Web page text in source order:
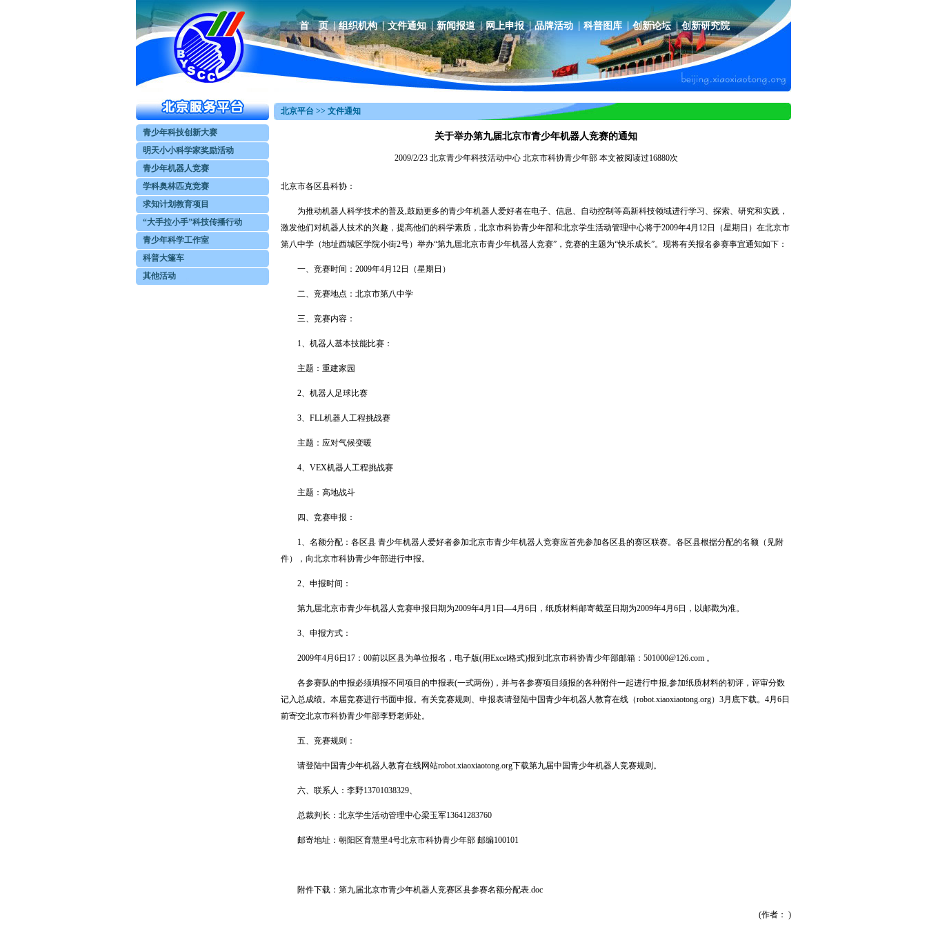
首 页 组织机构 文件通知 新闻报道 网上申报 品牌活动 科普图库 创新论坛 创新研究院
青少年科技创新大赛
明天小小科学家奖励活动
青少年机器人竞赛
学科奥林匹克竞赛
求知计划教育项目
“大手拉小手”科技传播行动
青少年科学工作室
科普大篷车
其他活动
北京平台 >> 文件通知
关于举办第九届北京市青少年机器人竞赛的通知
2009/2/23 北京青少年科技活动中心 北京市科协青少年部 本文被阅读过16880次
北京市各区县科协：
为推动机器人科学技术的普及,鼓励更多的青少年机器人爱好者在电子、信息、自动控制等高新科技领域进行学习、探索、研究和实践，
激发他们对机器人技术的兴趣，提高他们的科学素质，北京市科协青少年部和北京学生活动管理中心将于2009年4月12日（星期日）在北京市
第八中学（地址西城区学院小街2号）举办“第九届北京市青少年机器人竞赛”，竞赛的主题为“快乐成长”。现将有关报名参赛事宜通知如下：
一、竞赛时间：2009年4月12日（星期日）
二、竞赛地点：北京市第八中学
三、竞赛内容：
1、机器人基本技能比赛：
主题：重建家园
2、机器人足球比赛
3、FLL机器人工程挑战赛
主题：应对气候变暖
4、VEX机器人工程挑战赛
主题：高地战斗
四、竞赛申报：
1、名额分配：各区县 青少年机器人爱好者参加北京市青少年机器人竞赛应首先参加各区县的赛区联赛。各区县根据分配的名额（见附
件），向北京市科协青少年部进行申报。
2、申报时间：
第九届北京市青少年机器人竞赛申报日期为2009年4月1日—4月6日，纸质材料邮寄截至日期为2009年4月6日，以邮戳为准。
3、申报方式：
2009年4月6日17：00前以区县为单位报名，电子版(用Excel格式)报到北京市科协青少年部邮箱： 501000@126.com 。
各参赛队的申报必须填报不同项目的申报表(一式两份)，并与各参赛项目须报的各种附件一起进行申报,参加纸质材料的初评，评审分数
记入总成绩。本届竞赛进行书面申报。有关竞赛规则、申报表请登陆中国青少年机器人教育在线（robot.xiaoxiaotong.org）3月底下载。4月6日
前寄交北京市科协青少年部李野老师处。
五、竞赛规则：
请登陆中国青少年机器人教育在线网站robot.xiaoxiaotong.org下载第九届中国青少年机器人竞赛规则。
六、联系人：李野13701038329、
总裁判长：北京学生活动管理中心梁玉军13641283760
邮寄地址：朝阳区育慧里4号北京市科协青少年部 邮编100101
附件下载： 第九届北京市青少年机器人竞赛区县参赛名额分配表.doc
(作者： )